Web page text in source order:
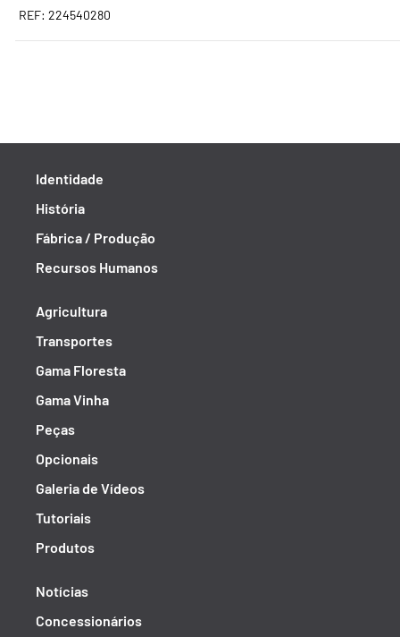
REF: 224540280
Identidade
História
Fábrica / Produção
Recursos Humanos
Agricultura
Transportes
Gama Floresta
Gama Vinha
Peças
Opcionais
Galeria de Vídeos
Tutoriais
Produtos
Notícias
Concessionários